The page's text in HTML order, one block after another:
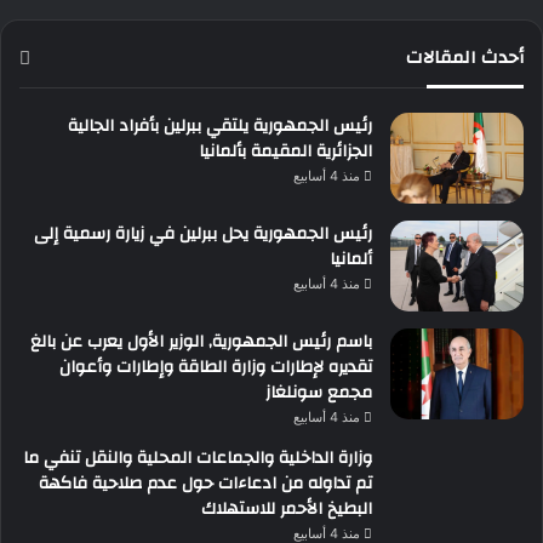
أحدث المقالات
رئيس الجمهورية يلتقي ببرلين بأفراد الجالية
الجزائرية المقيمة بألمانيا
منذ 4 أسابيع
رئيس الجمهورية يحل ببرلين في زيارة رسمية إلى
ألمانيا
منذ 4 أسابيع
باسم رئيس الجمهورية, الوزير الأول يعرب عن بالغ
تقديره لإطارات وزارة الطاقة وإطارات وأعوان
مجمع سونلغاز
منذ 4 أسابيع
وزارة الداخلية والجماعات المحلية والنقل تنفي ما
تم تداوله من ادعاءات حول عدم صلاحية فاكهة
البطيخ الأحمر للاستهلاك
منذ 4 أسابيع